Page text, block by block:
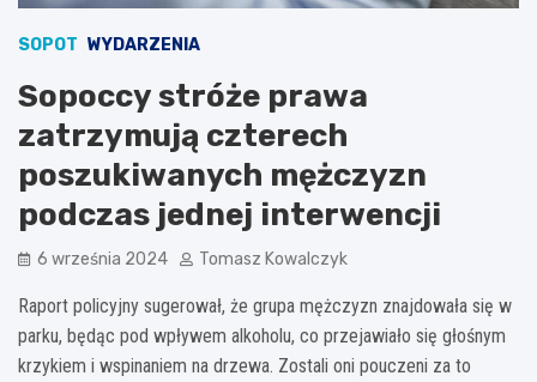
SOPOT WYDARZENIA
Sopoccy stróże prawa
zatrzymują czterech
poszukiwanych mężczyzn
podczas jednej interwencji
6 września 2024 Tomasz Kowalczyk
Raport policyjny sugerował, że grupa mężczyzn znajdowała się w
parku, będąc pod wpływem alkoholu, co przejawiało się głośnym
krzykiem i wspinaniem na drzewa. Zostali oni pouczeni za to